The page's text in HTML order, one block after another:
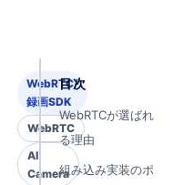
WebRTC/
録画SDK
WebRTC
AI
Camera
目次
WebRTCが選ばれ
る理由
組み込み実装のポ